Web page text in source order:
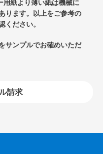
用紙より薄い紙は機械に
ります。以上をご参考の
ください。
サンプルでお確めいただ
請求